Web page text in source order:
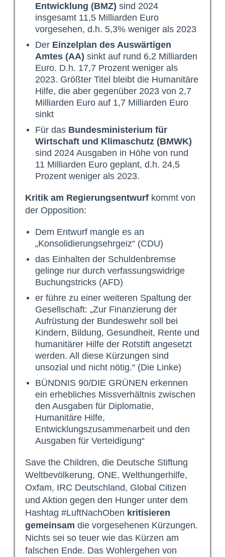
Entwicklung (BMZ) sind 2024
insgesamt 11,5 Milliarden Euro
vorgesehen, d.h. 5,3% weniger als 2023
Der Einzelplan des Auswärtigen
Amtes (AA) sinkt auf rund 6,2 Milliarden
Euro. D.h. 17,7 Prozent weniger als
2023. Größter Titel bleibt die Humanitäre
Hilfe, die aber gegenüber 2023 von 2,7
Milliarden Euro auf 1,7 Milliarden Euro
sinkt
Für das Bundesministerium für
Wirtschaft und Klimaschutz (BMWK)
sind 2024 Ausgaben in Höhe von rund
11 Milliarden Euro geplant, d.h. 24,5
Prozent weniger als 2023.
Kritik am Regierungsentwurfkommt von
der Opposition:
Dem Entwurf mangle es an
„Konsolidierungsehrgeiz“ (CDU)
das Einhalten der Schuldenbremse
gelinge nur durch verfassungswidrige
Buchungstricks (AFD)
er führe zu einer weiteren Spaltung der
Gesellschaft: „Zur Finanzierung der
Aufrüstung der Bundeswehr soll bei
Kindern, Bildung, Gesundheit, Rente und
humanitärer Hilfe der Rotstift angesetzt
werden. All diese Kürzungen sind
unsozial und nicht nötig.“ (Die Linke)
BÜNDNIS 90/DIE GRÜNEN erkennen
ein erhebliches Missverhältnis zwischen
den Ausgaben für Diplomatie,
Humanitäre Hilfe,
Entwicklungszusammenarbeit und den
Ausgaben für Verteidigung“
Save the Children, die Deutsche Stiftung
Weltbevölkerung, ONE, Welthungerhilfe,
Oxfam, IRC Deutschland, Global Citizen
und Aktion gegen den Hunger unter dem
Hashtag #LuftNachOben kritisieren
gemeinsam die vorgesehenen Kürzungen.
Nichts sei so teuer wie das Kürzen am
falschen Ende. Das Wohlergehen von